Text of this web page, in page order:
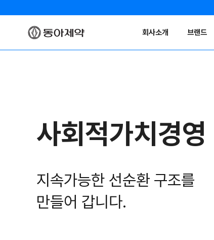
회사소개 브랜드
사회적가치경영
지속가능한 선순환 구조를
만들어 갑니다.